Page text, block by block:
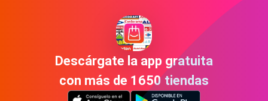
Descárgate la app gratuita
con más de 1650 tiendas